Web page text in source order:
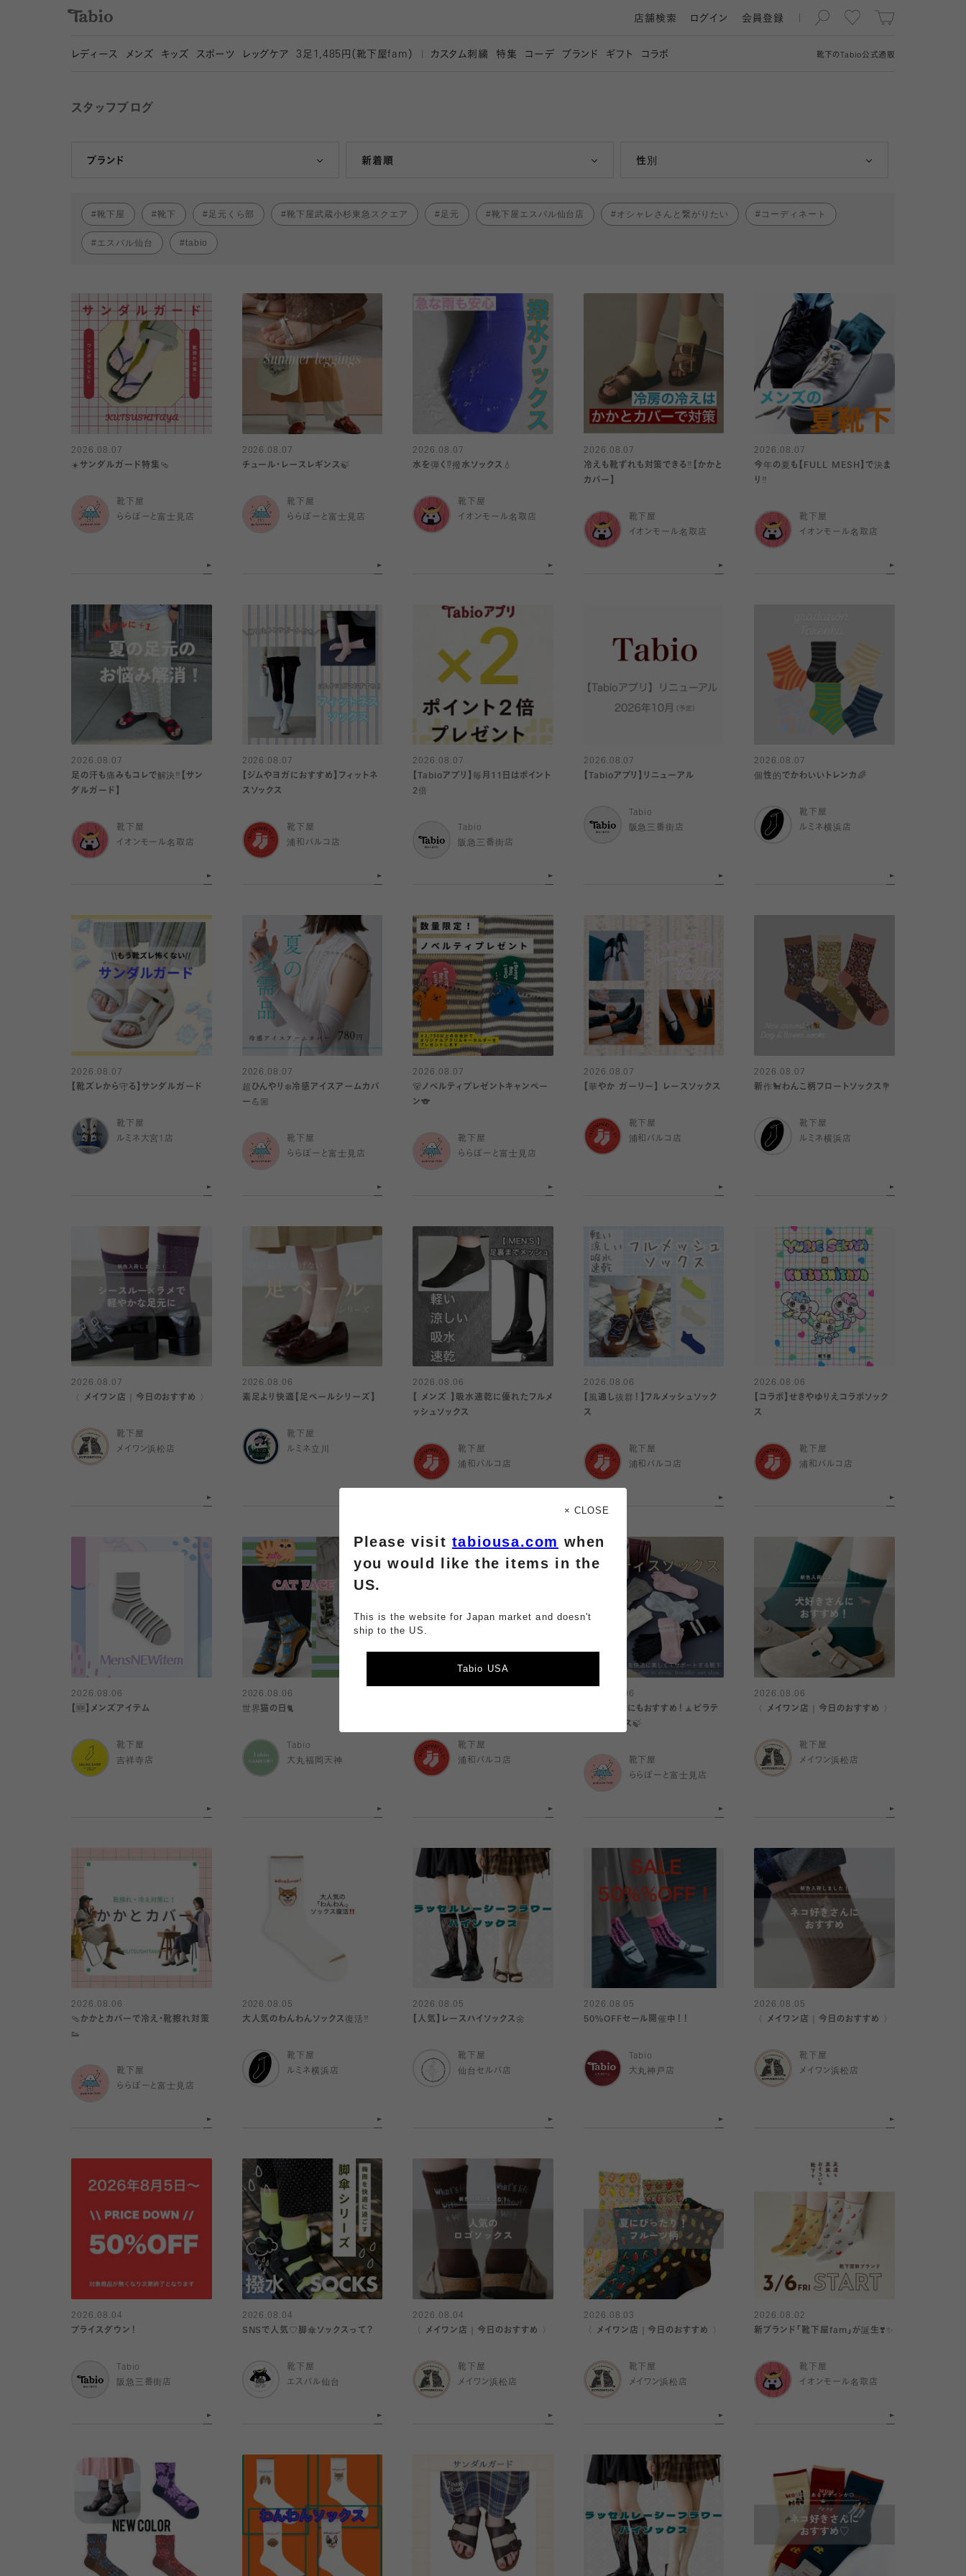
靴下の Tabio公式通販
店舗検索 ログイン 会員登録
レディース メンズ キッズ スポーツ レッグケア 3 足1,485円（靴下屋fam） カスタム刺繍 特集 コーデ ブランド ギフト コラボ
スタッフブログ
ブランド
Tabio 新着順
人気ランキング順 性別
女性
靴下屋 靴下 足元くら部 靴下屋武蔵小杉東急スクエア 足元 靴下屋エスパル仙台店 オシャレさんと繋がりたい コーディネート
エスパル仙台 tabio
2026.08.07
☀️サンダルガード特集🩴
靴下屋
ららぽーと富士見店
2026.08.07
チュール・レースレギンス🍃
靴下屋
ららぽーと富士見店
2026.08.07
水を弾く⁉️撥水ソックス💧
靴下屋
イオンモール名取店
2026.08.07
冷えも靴ずれも対策できる‼️【かかと
カバー】
靴下屋
イオンモール名取店
2026.08.07
今年の夏も【FULL MESH】で決ま
り️‼️
靴下屋
イオンモール名取店
2026.08.07
足の汗も痛みもコレで解決‼️【サン
ダルガード】
靴下屋
イオンモール名取店
2026.08.07
【ジムやヨガにおすすめ】フィットネ
スソックス
靴下屋
浦和パルコ店
2026.08.07
【Tabioアプリ】毎月11日はポイント
2倍
Tabio
阪急三番街店
2026.08.07
【Tabioアプリ】リニューアル
Tabio
阪急三番街店
2026.08.07
個性的でかわいいトレンカ🌈
靴下屋
ルミネ横浜店
2026.08.07
【靴ズレから守る】サンダルガード
靴下屋
ルミネ大宮1店
2026.08.07
超ひんやり❄️冷感アイスアームカバ
ー💪🏼
靴下屋
ららぽーと富士見店
2026.08.07
🐻ノベルティプレゼントキャンペー
ン🐨
靴下屋
ららぽーと富士見店
2026.08.07
【華やか ガーリー】 レースソックス
靴下屋
浦和パルコ店
2026.08.07
新作🐩わんこ柄フロートソックス💐
靴下屋
ルミネ横浜店
2026.08.07
〈 メイワン店｜今日のおすすめ 〉
靴下屋
メイワン浜松店
2026.08.06
素足より快適【足ベールシリーズ】
靴下屋
ルミネ立川
2026.08.06
【 メンズ 】吸水速乾に優れたフルメ
ッシュソックス
靴下屋
浦和パルコ店
2026.08.06
【風通し抜群！】フルメッシュソック
ス
靴下屋
浦和パルコ店
2026.08.06
【コラボ】せきやゆりえコラボソック
ス
靴下屋
浦和パルコ店
2026.08.06
【🆕】メンズアイテム
靴下屋
吉祥寺店
2026.08.06
世界猫の日🐈
Tabio
大丸福岡天神
靴下屋
浦和パルコ店
2026.08.06
ヨガやジムにもおすすめ！🧘ピラテ
ィスソックス🍃
靴下屋
ららぽーと富士見店
2026.08.06
〈 メイワン店｜今日のおすすめ 〉
靴下屋
メイワン浜松店
2026.08.06
🩴かかとカバーで冷え・靴擦れ対策
👟
靴下屋
ららぽーと富士見店
2026.08.05
大人気のわんわんソックス復活‼️
靴下屋
ルミネ横浜店
2026.08.05
【人気】レースハイソックス🌼
靴下屋
仙台セルバ店
2026.08.05
50%OFFセール開催中！！
Tabio
大丸神戸店
2026.08.05
〈 メイワン店｜今日のおすすめ 〉
靴下屋
メイワン浜松店
2026.08.04
プライスダウン！
Tabio
阪急三番街店
2026.08.04
SNSで人気♡脚傘ソックスって？
靴下屋
エスパル仙台
2026.08.04
〈 メイワン店｜今日のおすすめ 〉
靴下屋
メイワン浜松店
2026.08.03
〈 メイワン店｜今日のおすすめ 〉
靴下屋
メイワン浜松店
2026.08.02
新ブランド「靴下屋fam」が誕生❣️✨
靴下屋
イオンモール名取店
× CLOSE
Please visit tabiousa.com when
you would like the items in the
US.
This is the website for Japan market and doesn't
ship to the US.
Tabio USA